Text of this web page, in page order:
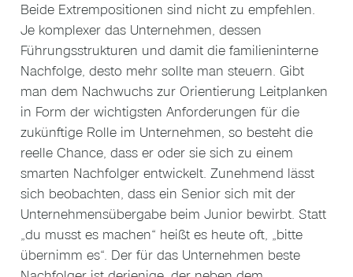
Beide Extrempositionen sind nicht zu empfehlen.
Je komplexer das Unternehmen, dessen
Führungsstrukturen und damit die familieninterne
Nachfolge, desto mehr sollte man steuern. Gibt
man dem Nachwuchs zur Orientierung Leitplanken
in Form der wichtigsten Anforderungen für die
zukünftige Rolle im Unternehmen, so besteht die
reelle Chance, dass er oder sie sich zu einem
smarten Nachfolger entwickelt. Zunehmend lässt
sich beobachten, dass ein Senior sich mit der
Unternehmensübergabe beim Junior bewirbt. Statt
„du musst es machen“ heißt es heute oft, „bitte
übernimm es“. Der für das Unternehmen beste